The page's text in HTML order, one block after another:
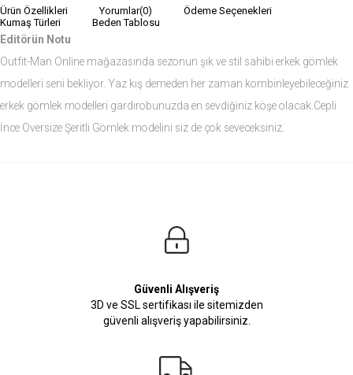
Ürün Özellikleri Yorumlar(0)
Ödeme Seçenekleri
Kumaş Türleri
Beden Tablosu
Editörün Notu
Outfit-Man Online mağazasında sezonun şık ve stil sahibi erkek gömlek
modelleri seni bekliyor. Yaz kış demeden her zaman kombinleyebileceğiniz
erkek gömlek modelleri gardırobunuzda en sevdiğiniz köşe olacak.Cepli
İnce Oversize Şeritli Gömlek modelini siz de çok seveceksiniz.
Manken Bedenleri Üst Grup M, Alt Grup 33 Beden ( Medium )
Güvenli Alışveriş
3D ve SSL sertifikası ile sitemizden
güvenli alışveriş yapabilirsiniz.